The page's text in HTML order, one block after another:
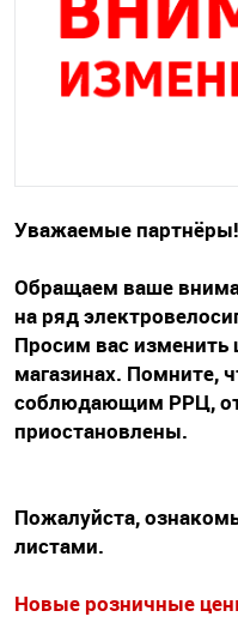
Уважаемые партнёры!
Обращаем ваше
на ряд
Просим вас изменить
магазинах. Помните,
соблюдающим РРЦ,
приостановлены.
Пожалуйста,
листами.
Новые розничные